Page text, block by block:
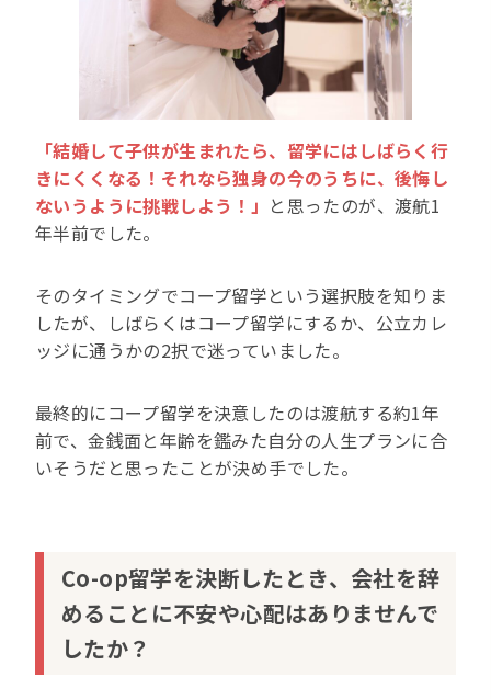
「結婚して子供が生まれたら、留学にはしばらく行
きにくくなる！それなら独身の今のうちに、後悔し
ないうように挑戦しよう！」 と思ったのが、渡航1
年半前でした。
そのタイミングでコープ留学という選択肢を知りま
したが、しばらくはコープ留学にするか、公立カレ
ッジに通うかの2択で迷っていました。
最終的にコープ留学を決意したのは渡航する約1年
前で、金銭面と年齢を鑑みた自分の人生プランに合
いそうだと思ったことが決め手でした。
Co-op留学を決断したとき、会社を辞
めることに不安や心配はありませんで
したか？